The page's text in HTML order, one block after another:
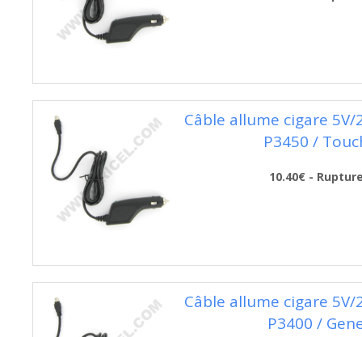
Câble allume cigare 5V/
P3450 /
10.40€ -
Câble allume cigare 5V/
P3400 /